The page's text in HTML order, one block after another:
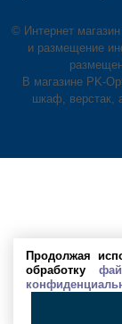
© Интернет
и размещение
В магазине PK-
шкаф, верстак,
Продолжая
обработку